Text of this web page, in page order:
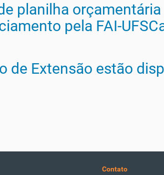
planilha
pela FAI-
de Extensão estão
Contato